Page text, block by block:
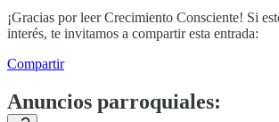
¡Gracias por leer Crecimiento Consciente! Si
interés, te invitamos a compartir esta entrada:
Compartir
Anuncios parroquiales: